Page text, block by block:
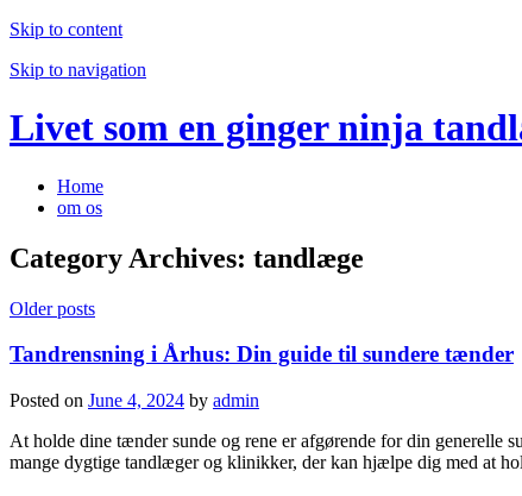
Skip to content
Skip to navigation
Livet som en ginger ninja
Home
om os
Category Archives: tandlæge
Older posts
Tandrensning i Århus: Din guide til sundere tænder
Posted on June 4, 2024 by admin
At holde dine tænder sunde og rene er afgørende for din generelle
mange dygtige tandlæger og klinikker, der kan hjælpe dig med at